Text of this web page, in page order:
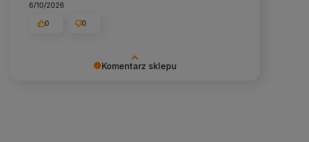
Komentarz sklepu
6/10/2026
0 0